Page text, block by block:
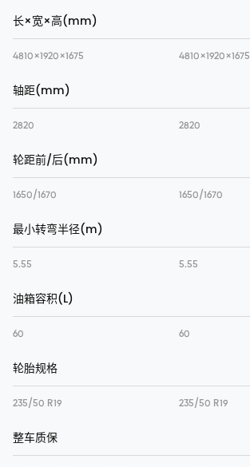
长×宽×高(mm)
4810×1920×1675 4810×1920×1675
轴距(mm)
2820 2820
轮距前/后(mm)
1650/1670 1650/1670
最小转弯半径(m)
5.55 5.55
油箱容积(L)
60 60
轮胎规格
235/50 R19 235/50 R19
整车质保